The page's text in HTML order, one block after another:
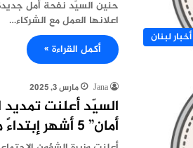
أخبار لبنان
حنين السيّد نفحة أمل جديدة
اعلانها العمل مع الشركاء…
أكمل القراءة »
Jana مارس 3, 2025
السيّد أعلنت تمديد
أمان” 5 أشهر إبتداءً من نهاية آذار